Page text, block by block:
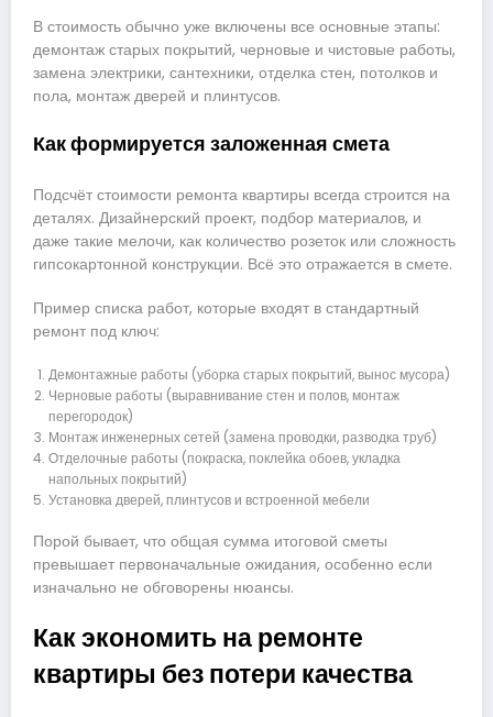
В стоимость обычно уже включены все основные этапы:
демонтаж старых покрытий, черновые и чистовые работы,
замена электрики, сантехники, отделка стен, потолков и
пола, монтаж дверей и плинтусов.
Как формируется заложенная смета
Подсчёт стоимости ремонта квартиры всегда строится на
деталях. Дизайнерский проект, подбор материалов, и
даже такие мелочи, как количество розеток или сложность
гипсокартонной конструкции. Всё это отражается в смете.
Пример списка работ, которые входят в стандартный
ремонт под ключ:
Демонтажные работы (уборка старых покрытий, вынос мусора)
Черновые работы (выравнивание стен и полов, монтаж
перегородок)
Монтаж инженерных сетей (замена проводки, разводка труб)
Отделочные работы (покраска, поклейка обоев, укладка
напольных покрытий)
Установка дверей, плинтусов и встроенной мебели
Порой бывает, что общая сумма итоговой сметы
превышает первоначальные ожидания, особенно если
изначально не обговорены нюансы.
Как экономить на ремонте
квартиры без потери качества